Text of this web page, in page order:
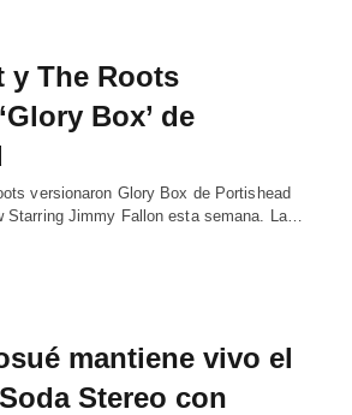
y The Roots
Box’ de
versionaron Glory Box de Portishead
Starring Jimmy Fallon esta semana. La…
mantiene vivo el
Stereo con